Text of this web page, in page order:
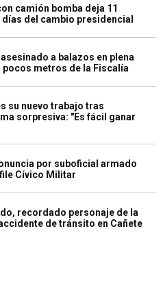
camión bomba deja 11
del cambio presidencial
a balazos en plena
metros de la Fiscalía
su nuevo trabajo tras
sorpresiva: "Es fácil ganar
por suboficial armado
Cívico Militar
recordado personaje de la
de tránsito en Cañete